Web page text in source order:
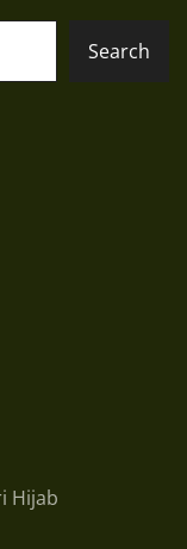
Search
Hijab